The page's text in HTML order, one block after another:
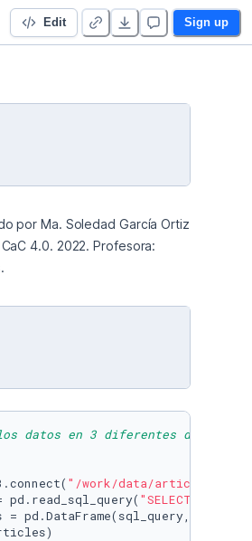
Edit Sign up
por Ma. Soledad García Ortiz
4.0. 2022. Profesora:
datos en 3 diferentes
"/work/data/articles.db"
pd.read_sql_query( "SELECT *
pd.DataFrame(sql_query,